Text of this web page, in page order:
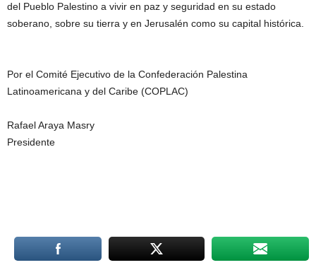
del Pueblo Palestino a vivir en paz y seguridad en su estado
soberano, sobre su tierra y en Jerusalén como su capital histórica.
Por el Comité Ejecutivo de la Confederación Palestina
Latinoamericana y del Caribe (COPLAC)
Rafael Araya Masry
Presidente